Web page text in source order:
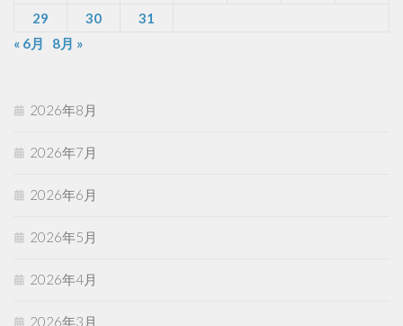
29
30
31
« 6月
8月 »
2026年8月
2026年7月
2026年6月
2026年5月
2026年4月
2026年3月